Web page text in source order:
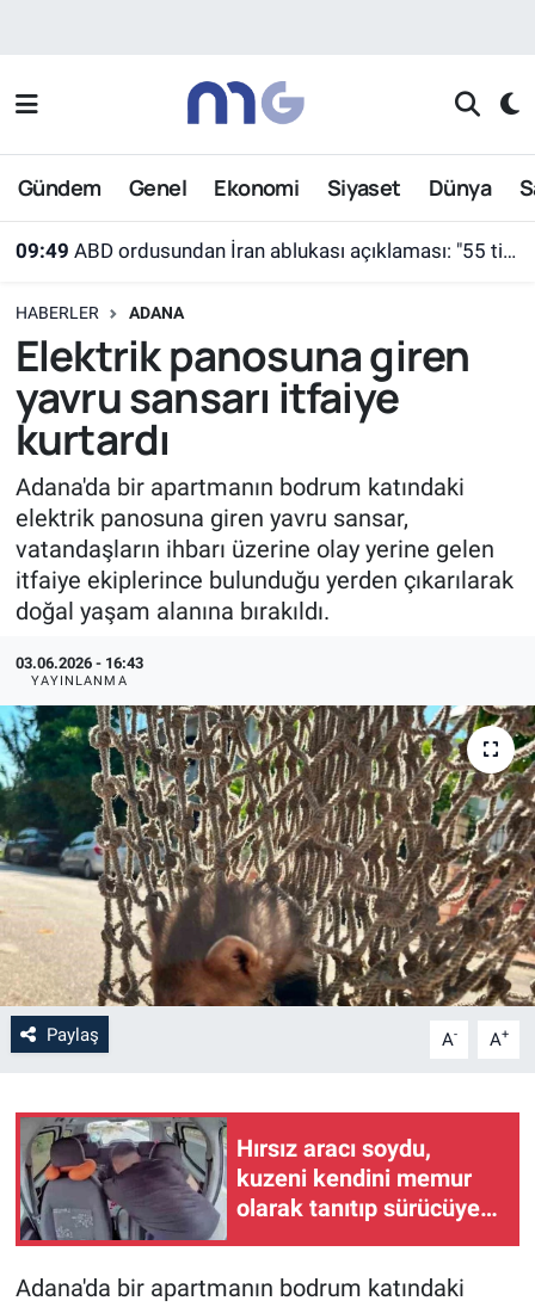
Gündem Genel Ekonomi Siyaset Dünya
09:49 ABD ordusundan İran ablukası açıklaması: "55 ticari gemi farklı rotalara yönlendirildi"
HABERLER ADANA
Elektrik panosuna giren
yavru sansarı itfaiye
kurtardı
Adana'da bir apartmanın bodrum katındaki
elektrik panosuna giren yavru sansar,
vatandaşların ihbarı üzerine olay yerine gelen
itfaiye ekiplerince bulunduğu yerden çıkarılarak
doğal yaşam alanına bırakıldı.
03.06.2026 - 16:43
YAYINLANMA
Paylaş A- A+
Hırsız aracı soydu,
kuzeni kendini memur
olarak tanıtıp sürücüye
Adana'da bir apartmanın bodrum katındaki
Nöbetçi Eczaneler
Hava Durumu
Süper Lig Puan Durumu ve Fikstür
Tüm Manşetler
Son Dakika Haberleri
Haber Arşivi